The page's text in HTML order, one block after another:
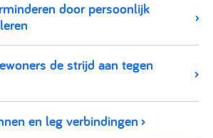
door persoonlijk
de strijd aan tegen
en leg verbindingen